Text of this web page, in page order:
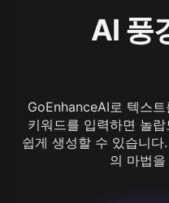
AI 풍
GoEnhanceAI로 텍스
키워드를 입력하면 놀
쉽게 생성할 수 있습니
의 마법